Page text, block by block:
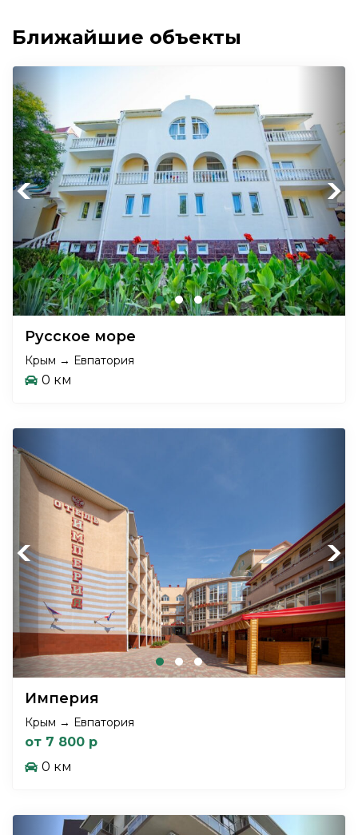
Ближайшие объекты
Previous Next
Русское море
Крым → Евпатория
0 км
Previous Next
Империя
Крым → Евпатория
от 7 800 р
0 км